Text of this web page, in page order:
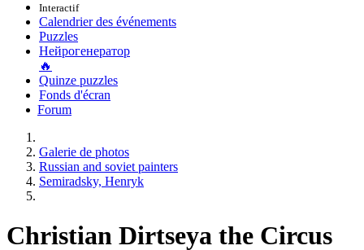
Interactif
Calendrier des événements
Puzzles
Нейрогенератор
🔥
Quinze puzzles
Fonds d'écran
Forum
Galerie de photos
Russian and soviet painters
Semiradsky, Henryk
Christian Dirtseya the Circus